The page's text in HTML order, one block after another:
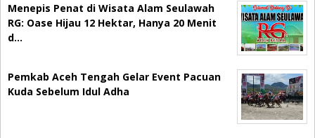
Menepis Penat di Wisata Alam Seulawah
RG: Oase Hijau 12 Hektar, Hanya 20 Menit
d…
Pemkab Aceh Tengah Gelar Event Pacuan
Kuda Sebelum Idul Adha